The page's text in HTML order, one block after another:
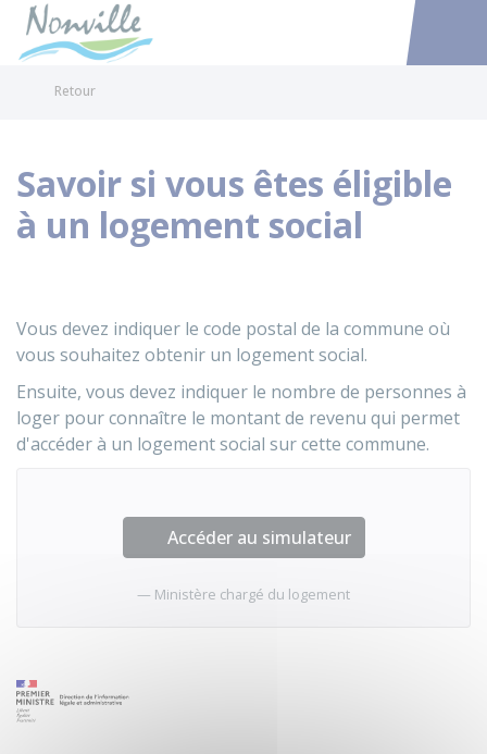
Accéder
Retour
Savoir si vous êtes éligible
à un logement social
Vous devez indiquer le code postal de la commune où
vous souhaitez obtenir un logement social.
Ensuite, vous devez indiquer le nombre de personnes à
loger pour connaître le montant de revenu qui permet
d'accéder à un logement social sur cette commune.
Accéder au simulateur
Ministère chargé du logement